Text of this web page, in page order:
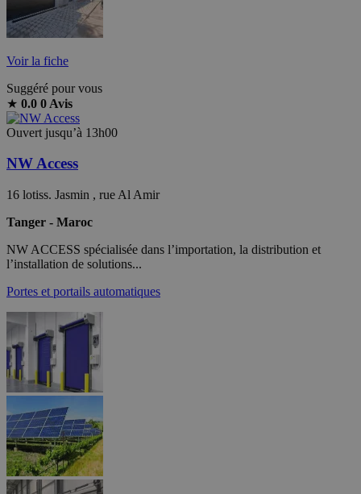
Voir la fiche
Suggéré pour vous
★ 0.0 0 Avis
Ouvert jusqu’à 13h00
NW Access
16 lotiss. Jasmin , rue Al Amir
Tanger - Maroc
NW ACCESS spécialisée dans l’importation, la distribution et
l’installation de solutions...
Portes et portails automatiques